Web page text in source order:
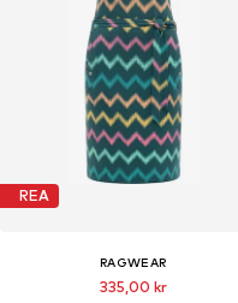
REA
RAGWEAR
335,00 kr